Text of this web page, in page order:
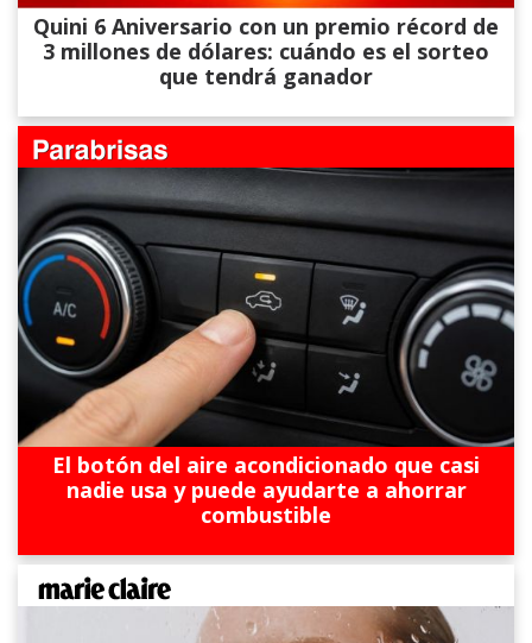
Quini 6 Aniversario con un premio récord de
3 millones de dólares: cuándo es el sorteo
que tendrá ganador
El botón del aire acondicionado que casi
nadie usa y puede ayudarte a ahorrar
combustible